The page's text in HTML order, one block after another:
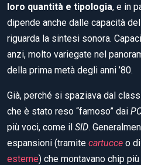
loro quantità e tipologia, e in
dipende anche dalle capacità
riguarda la sintesi sonora.
anzi, molto variegate nel
della prima metà degli anni ’80.
Già, perché si spaziava dal
che è stato reso “famoso” dai
più voci, come il SID.
espansioni (tramite cartucce o
esterne) che montavano chip